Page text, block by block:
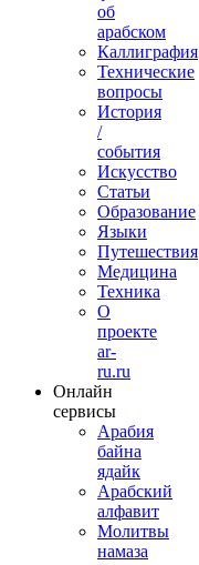
об
арабском
Каллиграфия
Технические
вопросы
История
/
события
Искусство
Статьи
Образование
Языки
Путешествия
Медицина
Техника
О
проекте
ar-
ru.ru
Онлайн
сервисы
Арабия
байна
ядайк
Арабский
алфавит
Молитвы
намаза